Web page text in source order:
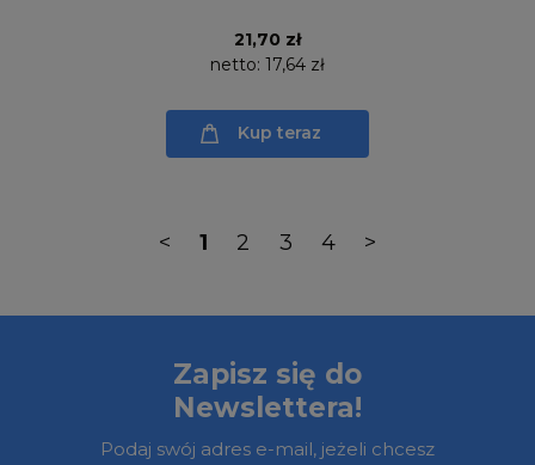
21,70 zł
netto: 17,64 zł
Kup teraz
< 1 2 3 4 >
Zapisz się do
Newslettera!
Podaj swój adres e-mail, jeżeli chcesz